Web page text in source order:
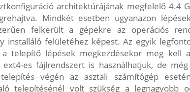
architektúrájának megfelelő 4.4
Mindkét esetben ugyanazon
felkerült a gépekre az operációs
installáló felületéhez képest. Az egyik
a telepítő lépések megkezdésekor meg kell
ext4-es fájlrendszert is használhatjuk, de
végén az asztali számítógép
telepítésénél volt szükség a legnagyobb